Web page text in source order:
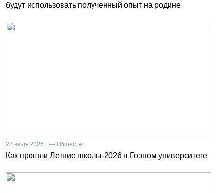
будут использовать полученный опыт на родине
28 июля 2026 г. — Общество
Как прошли Летние школы-2026 в Горном университете